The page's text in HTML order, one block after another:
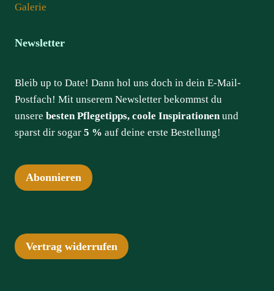
Galerie
Newsletter
Bleib up to Date! Dann hol uns doch in dein E-Mail-
Postfach! Mit unserem Newsletter bekommst du
unsere besten Pflegetipps, coole Inspirationenund
sparst dir sogar 5 % auf deine erste Bestellung!
Abonnieren
Vertrag widerrufen